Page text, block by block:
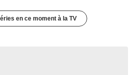
en ce moment à la TV